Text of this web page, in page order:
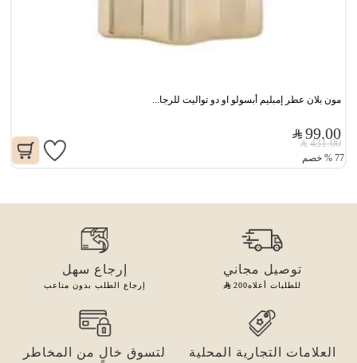
مون بلان عطر إمبليم أبسولو او دو تواليت للرجا...
99.00
431.00
77
% خصم
توصيل مجاني
للطلبات أعلاه200
إرجاع سهل
إرجاع الطلب بدون متاعب
العلامات التجارية المحلية لتسوق خالٍ من المخاطر